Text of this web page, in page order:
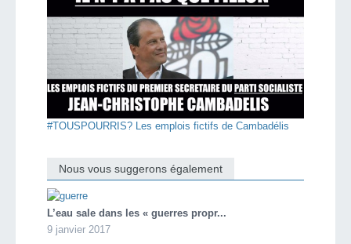
#TOUSPOURRIS? Les emplois fictifs de Cambadélis
Nous vous suggerons également
L’eau sale dans les « guerres propr...
9 janvier 2017